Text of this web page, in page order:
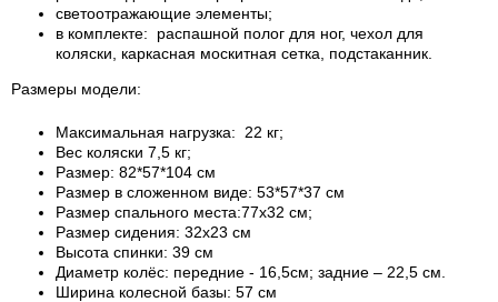
светоотражающие элементы;
в комплекте: распашной полог для ног, чехол для
коляски, каркасная москитная сетка, подстаканник.
Размеры модели:
Максимальная нагрузка: 22 кг;
Вес коляски 7,5 кг;
Размер: 82*57*104 см
Размер в сложенном виде: 53*57*37 см
Размер спального места:77х32 см;
Размер сидения: 32х23 см
Высота спинки: 39 см
Диаметр колёс: передние - 16,5см; задние – 22,5 см.
Ширина колесной базы: 57 см